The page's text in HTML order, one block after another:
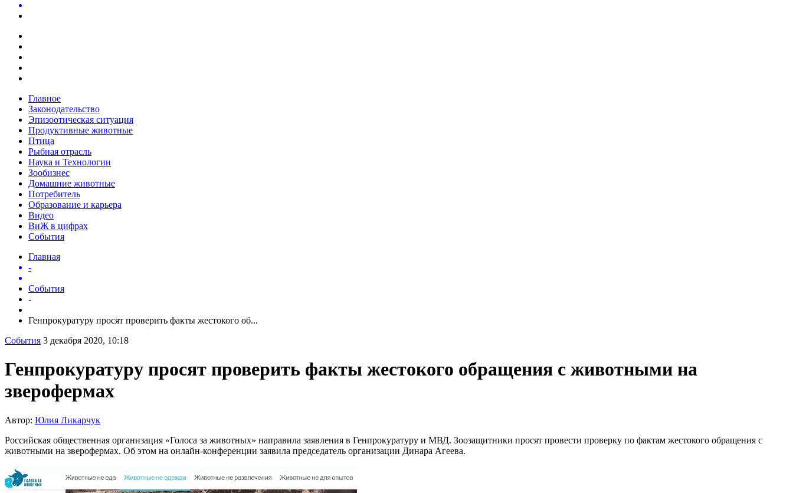
Главное
Законодательство
Эпизоотическая ситуация
Продуктивные животные
Птица
Рыбная отрасль
Наука и Технологии
Зообизнес
Домашние животные
Потребитель
Образование и карьера
Видео
ВиЖ в цифрах
События
Главная
-
События
-
Генпрокуратуру просят проверить факты жестокого об...
События 3 декабря 2020, 10:18
Генпрокуратуру просят проверить факты жестокого обращения с животными на
зверофермах
Автор: Юлия Ликарчук
Российская общественная организация «Голоса за животных» направила заявления в Генпрокуратуру и МВД. Зоозащитники просят провести проверку по фактам жестокого обращения с
животными на зверофермах. Об этом на онлайн-конференции заявила председатель организации Динара Агеева.